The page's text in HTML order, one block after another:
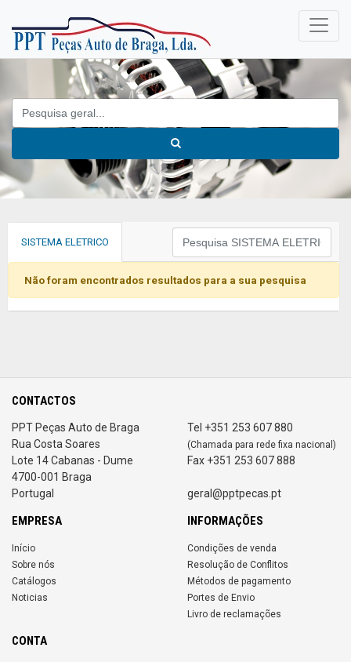
SISTEMA ELETRICO
Não foram encontrados resultados para a sua pesquisa
CONTACTOS
PPT Peças Auto de Braga
Rua Costa Soares
Lote 14 Cabanas - Dume
4700-001 Braga
Portugal
Tel +351 253 607 880
(Chamada para rede fixa nacional)
Fax +351 253 607 888
geral@pptpecas.pt
EMPRESA
Início
Sobre nós
Catálogos
Noticias
INFORMAÇÕES
Condições de venda
Resolução de Conflitos
Métodos de pagamento
Portes de Envio
Livro de reclamações
CONTA